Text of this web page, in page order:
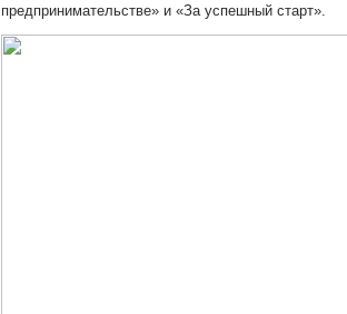
предпринимательстве» и «За успешный старт».